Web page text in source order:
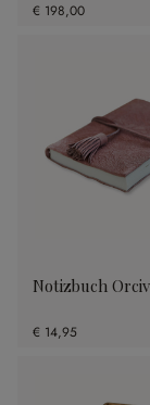
€ 198,00
Notizbuch
€ 14,95